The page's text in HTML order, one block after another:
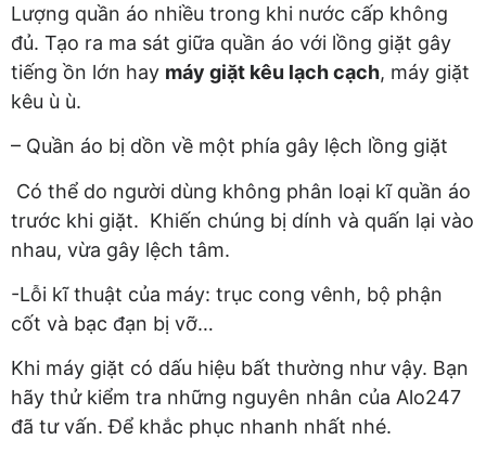
Lượng quần áo nhiều trong khi nước cấp không
đủ. Tạo ra ma sát giữa quần áo với lồng giặt gây
tiếng ồn lớn hay máy giặt kêu lạch cạch, máy giặt
kêu ù ù.
– Quần áo bị dồn về một phía gây lệch lồng giặt
Có thể do người dùng không phân loại kĩ quần áo
trước khi giặt. Khiến chúng bị dính và quấn lại vào
nhau, vừa gây lệch tâm.
-Lỗi kĩ thuật của máy: trục cong vênh, bộ phận
cốt và bạc đạn bị vỡ…
Khi máy giặt có dấu hiệu bất thường như vậy. Bạn
hãy thử kiểm tra những nguyên nhân của Alo247
đã tư vấn. Để khắc phục nhanh nhất nhé.